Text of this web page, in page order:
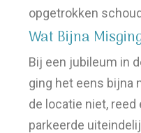
opgetrokken
Wat Bijna
Bij een jubileum in
ging het eens bijna
de locatie niet,
parkeerde